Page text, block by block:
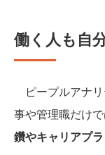
働く人も自
ピープルアナ
事や管理職だけで
鑽やキャリアプ